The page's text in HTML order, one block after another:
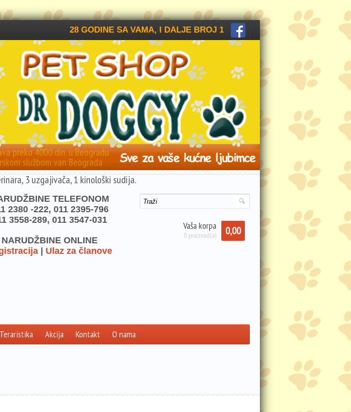
28 GODINE SA VAMA, I DALJE BROJ 1
preko 4000 din. u Beogradu
službom van Beograda
3 uzgajivača, 1 kinološki sudija.
TELEFONOM
2380 -222, 011 2395-796
3558-289, 011 3547-031
NARUDŽBINE ONLINE
Ulaz za članove
0,00
Vaša korpa
0 proizvod(a)
Teraristika Akcija Kontakt O nama